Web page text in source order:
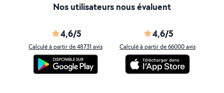
Nos utilisateurs nous évaluent
4,6/5
Calculé à partir de 48731 avis
4,6/5
Calculé à partir de 66000 avis